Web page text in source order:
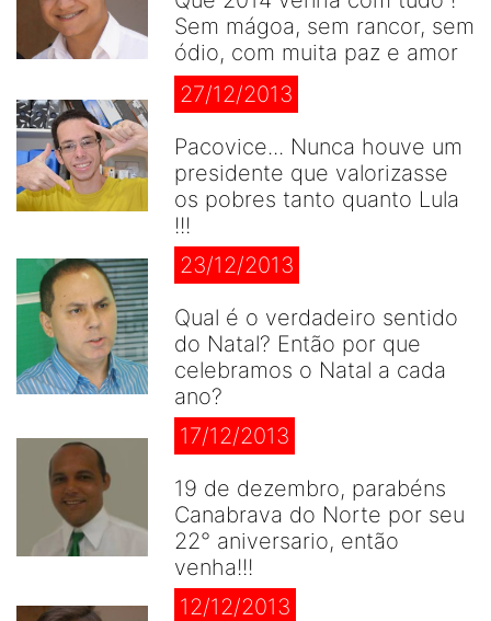
Sem mágoa, sem rancor, sem
ódio, com muita paz e amor
27/12/2013
Pacovice... Nunca houve um
presidente que valorizasse
os pobres tanto quanto Lula
!!!
23/12/2013
Qual é o verdadeiro sentido
do Natal? Então por que
celebramos o Natal a cada
ano?
17/12/2013
19 de dezembro, parabéns
Canabrava do Norte por seu
22° aniversario, então
venha!!!
12/12/2013